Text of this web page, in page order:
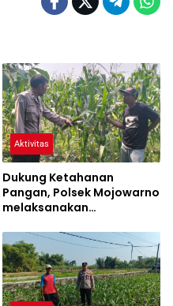
Aktivitas
Dukung Ketahanan
Pangan, Polsek Mojowarno
melaksanakan
Jagung